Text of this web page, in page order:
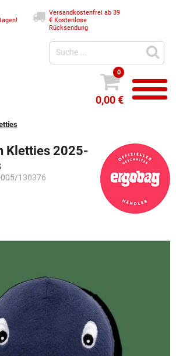
Versandkostenfrei ab 39
€Kostenlose
Rücksendung
0
0,00 €
Kletties 2025-
005/130376